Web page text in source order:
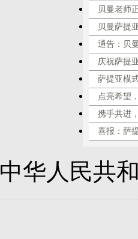
贝曼老师
贝曼萨提
通告：贝
庆祝萨提
萨提亚模
点亮希望
携手共进
喜报：萨
中华人民共